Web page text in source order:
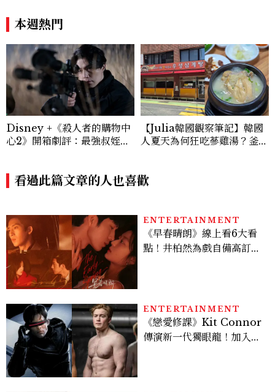
讓敵人成為朋友。」
本週熱門
Disney +《殺人者的購物中
心2》開箱劇評：最強叔姪回
【Julia韓國觀察筆記】韓國
人夏天為何狂吃蔘雞湯？釜山
看過此篇文章的人也喜歡
ENTERTAINMENT
《早春晴朗》線上看6大看
點！井柏然為戲自備高訂，
ENTERTAINMENT
《戀愛修課》Kit Connor
傳演新一代獨眼龍！加入新